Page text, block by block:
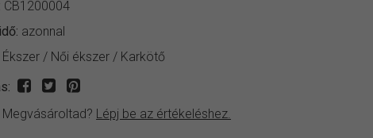
CB1200004
azonnal
Ékszer / Női ékszer / Karkötő
Megvásároltad? Lépj be az értékeléshez.